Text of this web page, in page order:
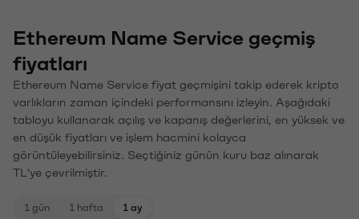
Ethereum Name Service geçmiş
fiyatları
Ethereum Name Service fiyat geçmişini takip ederek kripto
varlıkların zaman içindeki performansını izleyin. Aşağıdaki
tabloyu kullanarak açılış ve kapanış değerlerini, en yüksek ve
en düşük fiyatları ve işlem hacmini kolayca
görüntüleyebilirsiniz. Seçtiğiniz günün kuru baz alınarak
TL'ye çevrilmiştir.
1 gün 1 hafta 1 ay